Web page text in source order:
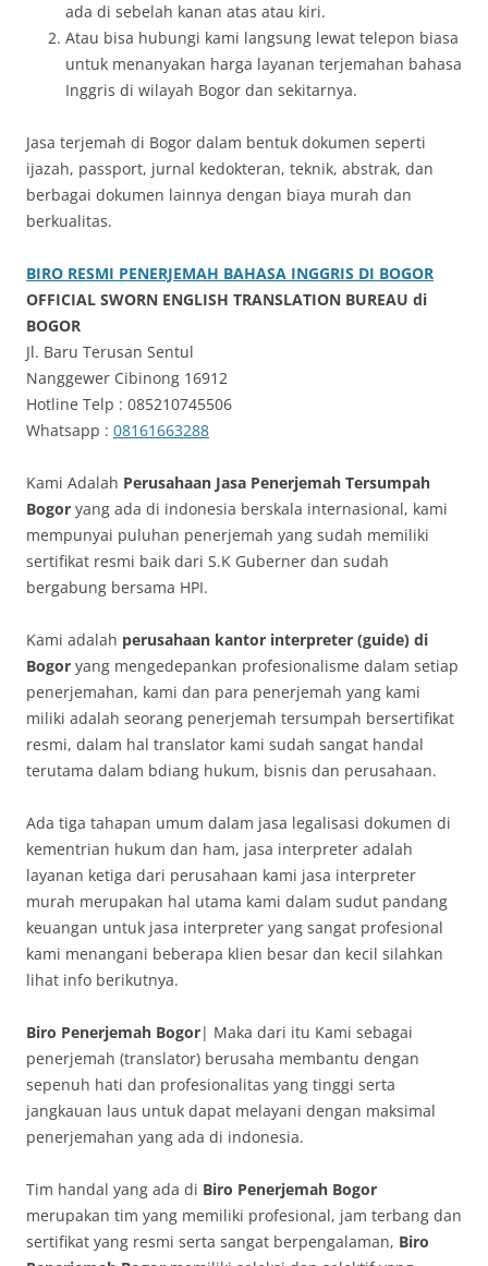
ada di sebelah kanan atas atau kiri.
Atau bisa hubungi kami langsung lewat telepon biasa
untuk menanyakan harga layanan terjemahan bahasa
Inggris di wilayah Bogor dan sekitarnya.
Jasa terjemah di Bogor dalam bentuk dokumen seperti
ijazah, passport, jurnal kedokteran, teknik, abstrak, dan
berbagai dokumen lainnya dengan biaya murah dan
berkualitas.
BIRO RESMI PENERJEMAH BAHASA INGGRIS DI BOGOR
OFFICIAL SWORN ENGLISH TRANSLATION BUREAU di
BOGOR
Jl. Baru Terusan Sentul
Nanggewer Cibinong 16912
Hotline Telp : 085210745506
Whatsapp : 08161663288
Kami Adalah Perusahaan Jasa Penerjemah Tersumpah
Bogor yang ada di indonesia berskala internasional, kami
mempunyai puluhan penerjemah yang sudah memiliki
sertifikat resmi baik dari S.K Guberner dan sudah
bergabung bersama HPI.
Kami adalah perusahaan kantor interpreter (guide) di
Bogor yang mengedepankan profesionalisme dalam setiap
penerjemahan, kami dan para penerjemah yang kami
miliki adalah seorang penerjemah tersumpah bersertifikat
resmi, dalam hal translator kami sudah sangat handal
terutama dalam bdiang hukum, bisnis dan perusahaan.
Ada tiga tahapan umum dalam jasa legalisasi dokumen di
kementrian hukum dan ham, jasa interpreter adalah
layanan ketiga dari perusahaan kami jasa interpreter
murah merupakan hal utama kami dalam sudut pandang
keuangan untuk jasa interpreter yang sangat profesional
kami menangani beberapa klien besar dan kecil silahkan
lihat info berikutnya.
Biro Penerjemah Bogor| Maka dari itu Kami sebagai
penerjemah (translator) berusaha membantu dengan
sepenuh hati dan profesionalitas yang tinggi serta
jangkauan laus untuk dapat melayani dengan maksimal
penerjemahan yang ada di indonesia.
Tim handal yang ada di Biro Penerjemah Bogor
merupakan tim yang memiliki profesional, jam terbang dan
sertifikat yang resmi serta sangat berpengalaman, Biro